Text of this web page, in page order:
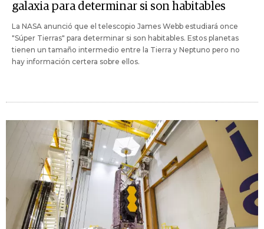
galaxia para determinar si son habitables
La NASA anunció que el telescopio James Webb estudiará once
"Súper Tierras" para determinar si son habitables. Estos planetas
tienen un tamaño intermedio entre la Tierra y Neptuno pero no
hay información certera sobre ellos.